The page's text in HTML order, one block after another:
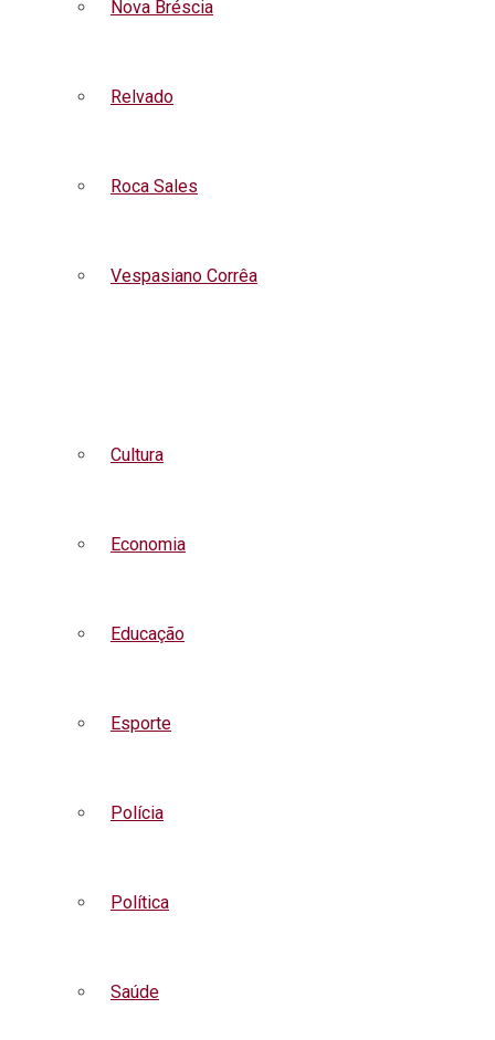
Nova Bréscia
Relvado
Roca Sales
Vespasiano Corrêa
Cultura
Economia
Educação
Esporte
Polícia
Política
Saúde